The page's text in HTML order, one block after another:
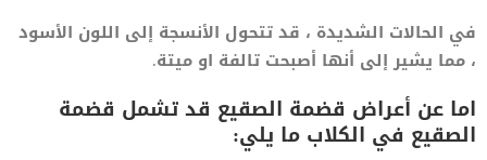
في الحالات الشديدة ، قد تتحول الأنسجة إلى اللون الأسود
، مما يشير إلى أنها أصبحت تالفة او ميتة.
اما عن أعراض قضمة الصقيع قد تشمل قضمة
الصقيع في الكلاب ما يلي: